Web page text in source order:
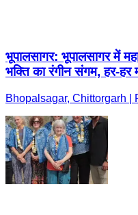
भूपालसागर: भूपालसागर में
भक्ति का रंगीन संगम, हर-हर
Bhopalsagar, Chittorgarh |